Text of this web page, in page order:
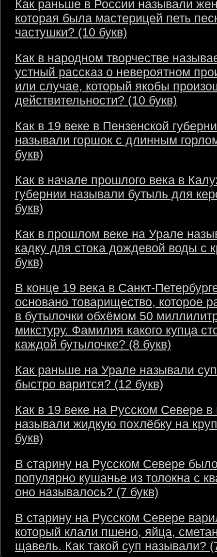
Как раньше в России называли
которая была мастерицей петь
частушки? (10 букв)
Как в народном творчестве
устный рассказ о невероятном
или случае, который якобы
действительности? (10 букв)
Как в 19 веке в Пензенской
называли горшок с длинным
букв)
Как в начале прошлого века в
губернии называли бутыль для
букв)
Как в прошлом веке на Урале
кадку для стока дождевой воды с
букв)
В конце 19 века в Санкт-
основано товарищество, которое
в бутылочки обхёмом 50
микстуру. Фамилия какого купца
каждой бутылочке? (8 букв)
Как раньше на Урале называли
быстро варится? (12 букв)
Как в 19 веке на Русском Севере в
называли жидкую похлёбку на
букв)
В старину на Русском Севере
популярно кушанье из толокна с
оно называлось? (7 букв)
В старину на Русском Севере
который клали пшено, яйца,
щавель. Как такой суп называли?